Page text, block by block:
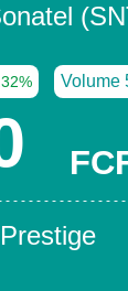
Volume
- - - - - - - - - - - - - -